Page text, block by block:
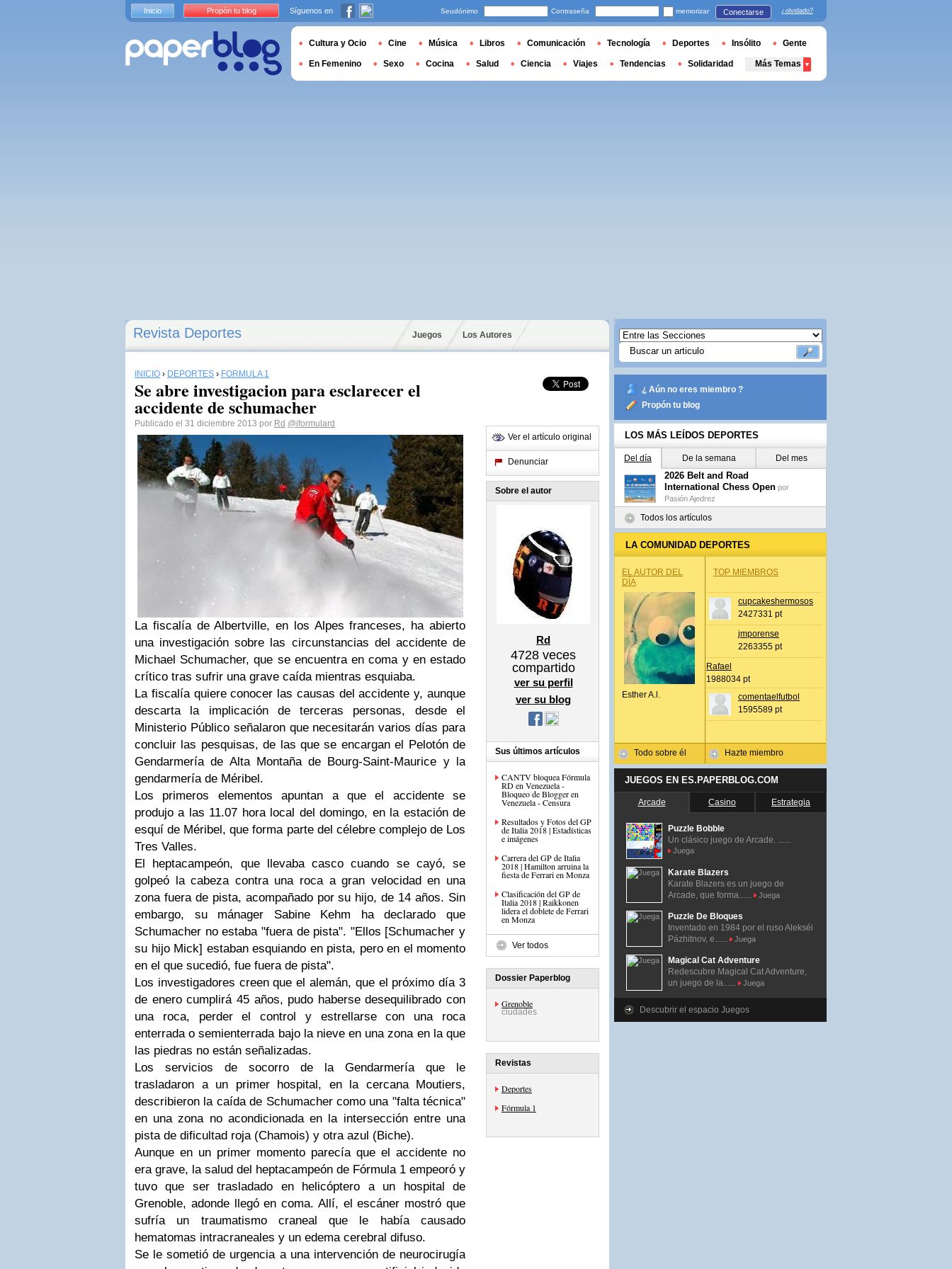
Revista Deportes Juegos Los Autores
INICIO › DEPORTES › FÓRMULA 1
Se abre investigacion para esclarecer el
accidente de schumacher
Publicado el 31 diciembre 2013 por Rd @iformulard
La fiscalía de Albertville, en los Alpes franceses, ha abierto
una investigación sobre las circunstancias del accidente de
Michael Schumacher, que se encuentra en coma y en estado
crítico tras sufrir una grave caída mientras esquiaba.
La fiscalía quiere conocer las causas del accidente y, aunque
descarta la implicación de terceras personas, desde el
Ministerio Público señalaron que necesitarán varios días para
concluir las pesquisas, de las que se encargan el Pelotón de
Gendarmería de Alta Montaña de Bourg-Saint-Maurice y la
gendarmería de Méribel.
Los primeros elementos apuntan a que el accidente se
produjo a las 11.07 hora local del domingo, en la estación de
esquí de Méribel, que forma parte del célebre complejo de Los
Tres Valles.
El heptacampeón, que llevaba casco cuando se cayó, se
golpeó la cabeza contra una roca a gran velocidad en una
zona fuera de pista, acompañado por su hijo, de 14 años. Sin
embargo, su mánager Sabine Kehm ha declarado que
Schumacher no estaba "fuera de pista". "Ellos [Schumacher y
su hijo Mick] estaban esquiando en pista, pero en el momento
en el que sucedió, fue fuera de pista".
Los investigadores creen que el alemán, que el próximo día 3
de enero cumplirá 45 años, pudo haberse desequilibrado con
una roca, perder el control y estrellarse con una roca
enterrada o semienterrada bajo la nieve en una zona en la que
las piedras no están señalizadas.
Los servicios de socorro de la Gendarmería que le
trasladaron a un primer hospital, en la cercana Moutiers,
describieron la caída de Schumacher como una "falta técnica"
en una zona no acondicionada en la intersección entre una
pista de dificultad roja (Chamois) y otra azul (Biche).
Aunque en un primer momento parecía que el accidente no
era grave, la salud del heptacampeón de Fórmula 1 empeoró y
tuvo que ser trasladado en helicóptero a un hospital de
Grenoble, adonde llegó en coma. Allí, el escáner mostró que
sufría un traumatismo craneal que le había causado
hematomas intracraneales y un edema cerebral difuso.
Se le sometió de urgencia a una intervención de neurocirugía
Ver el artículo original
Denunciar
Sobre el autor
Rd
4728 veces
compartido
ver su perfil
ver su blog
Sus últimos artículos
CANTV bloquea Fórmula
RD en Venezuela -
Bloqueo de Blogger en
Venezuela - Censura
Resultados y Fotos del GP
de Italia 2018 | Estadísticas
e imágenes
Carrera del GP de Italia
2018 | Hamilton arruina la
fiesta de Ferrari en Monza
Clasificación del GP de
Italia 2018 | Raikkonen
lidera el doblete de Ferrari
en Monza
Ver todos
Dossier Paperblog
Grenoble
ciudades
Revistas
Deportes
Fórmula 1
¿ Aún no eres miembro ?
Propón tu blog
LOS MÁS LEÍDOS DEPORTES
Del día De la semana Del mes
2026 Belt and Road
International Chess Open por
Pasión Ajedrez
Todos los artículos
LA COMUNIDAD DEPORTES
EL AUTOR DEL
DÍA
Esther A.l.
Todo sobre él
TOP MIEMBROS
cupcakeshermosos
2427331 pt
jmporense
2263355 pt
Rafael
1988034 pt
comentaelfutbol
1595589 pt
Hazte miembro
JUEGOS EN ES.PAPERBLOG.COM
Arcade Casino Estrategia
Puzzle Bobble
Un clásico juego de Arcade. ......
Juega
Karate Blazers
Karate Blazers es un juego de
Arcade, que forma......
Juega
Puzzle De Bloques
Inventado en 1984 por el ruso Alekséi
Pázhitnov, e......
Juega
Magical Cat Adventure
Redescubre Magical Cat Adventure,
un juego de la......
Juega
Descubrir el espacio Juegos
Inicio Propón tu blog Síguenos en Seudónimo Contraseña memorizar Conectarse ¿olvidado?
Cultura y Ocio Cine Música Libros Comunicación Tecnología Deportes Insólito Gente
En Femenino Sexo Cocina Salud Ciencia Viajes Tendencias Solidaridad Más Temas